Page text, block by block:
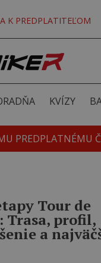
K PREDPLATITEĽOM
KVÍZY
PREDPLATNÉMU
Tour de
Trasa, profil,
a